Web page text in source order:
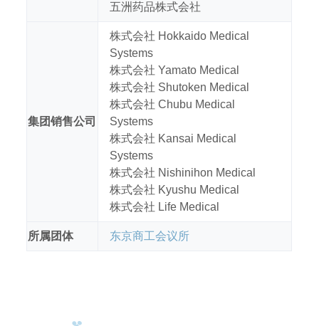
五洲药品株式会社
集团销售公司
株式会社 Hokkaido Medical
Systems
株式会社 Yamato Medical
株式会社 Shutoken Medical
株式会社 Chubu Medical
Systems
株式会社 Kansai Medical
Systems
株式会社 Nishinihon Medical
株式会社 Kyushu Medical
株式会社 Life Medical
所属团体 东京商工会议所